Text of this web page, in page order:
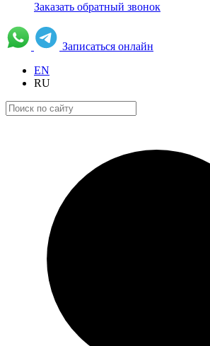
Заказать обратный звонок
Записаться онлайн
EN
RU